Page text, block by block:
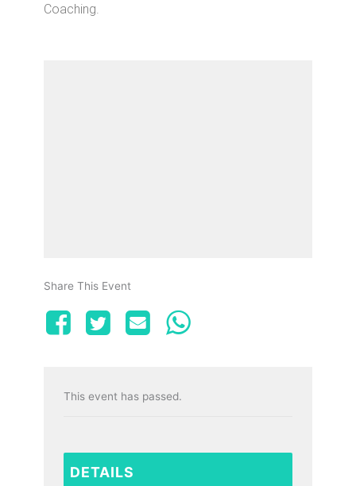
Coaching.
Share This Event
This event has passed.
DETAILS